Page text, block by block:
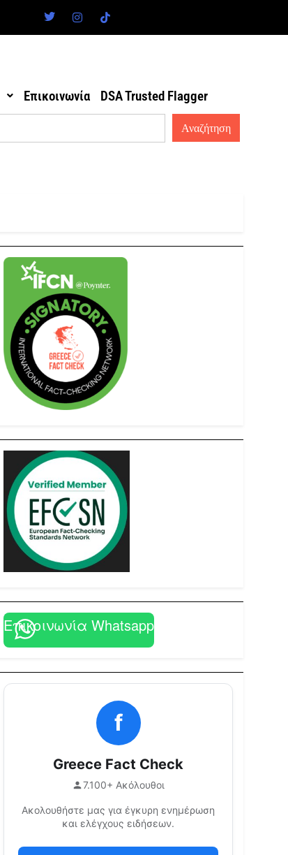
Επικοινωνία DSA Trusted Flagger
Επικοινωνία Whatsapp
f
Greece Fact Check
7.100+ Ακόλουθοι
Ακολουθήστε μας για έγκυρη ενημέρωση
και ελέγχους ειδήσεων.